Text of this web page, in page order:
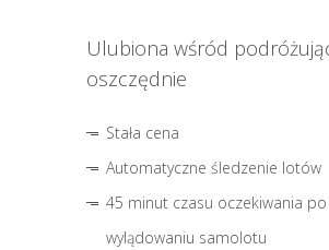
Ulubiona wśród
oszczędnie
Stała cena
Automatyczne śledzenie lotów
45 minut czasu oczekiwania po
wylądowaniu samolotu